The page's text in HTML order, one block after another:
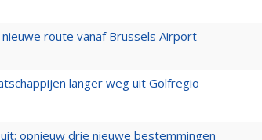
route vanaf Brussels Airport
langer weg uit Golfregio
opnieuw drie nieuwe bestemmingen